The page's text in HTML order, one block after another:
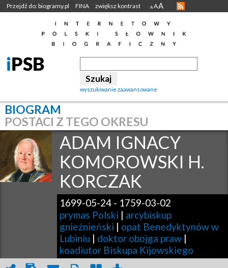
Przejdź do: biogramy.pl FINA zwiększ kontrast A AA
wyszukiwanie zaawansowane
BIOGRAM
POSTACI Z TEGO OKRESU
ADAM IGNACY
KOMOROWSKI H.
KORCZAK
1699-05-24 - 1759-03-02
prymas Polski | arcybiskup
gnieźnieński | opat Benedyktynów w
Lubiniu | doktor obojga praw |
koadiutor Biskupa Kijowskiego